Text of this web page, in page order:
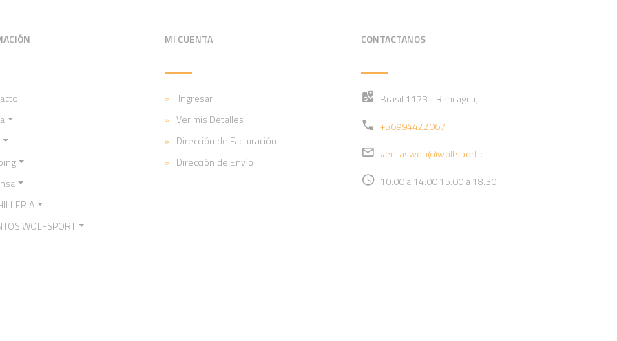
WOLFSPORT
MI CUENTA
Ingresar
Ver mis Detalles
Dirección de Facturación
Dirección de Envío
CONTACTANOS
Brasil 1173 - Rancagua,
+56994422067
ventasweb@wolfsport.cl
10:00 a 14:00 15:00 a 18:30